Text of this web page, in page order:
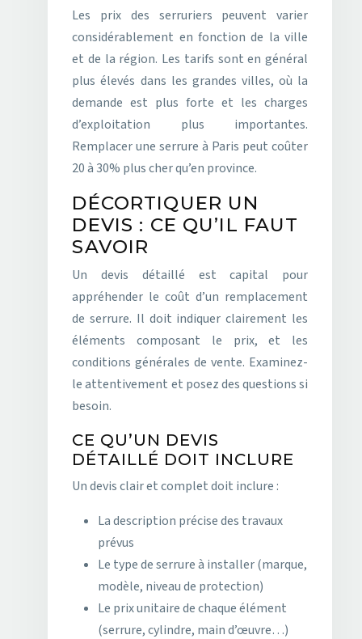
Les prix des serruriers peuvent varier
considérablement en fonction de la ville
et de la région. Les tarifs sont en général
plus élevés dans les grandes villes, où la
demande est plus forte et les charges
d’exploitation plus importantes.
Remplacer une serrure à Paris peut coûter
20 à 30% plus cher qu’en province.
DÉCORTIQUER UN
DEVIS : CE QU’IL FAUT
SAVOIR
Un devis détaillé est capital pour
appréhender le coût d’un remplacement
de serrure. Il doit indiquer clairement les
éléments composant le prix, et les
conditions générales de vente. Examinez-
le attentivement et posez des questions si
besoin.
CE QU’UN DEVIS
DÉTAILLÉ DOIT INCLURE
Un devis clair et complet doit inclure :
La description précise des travaux
prévus
Le type de serrure à installer (marque,
modèle, niveau de protection)
Le prix unitaire de chaque élément
(serrure, cylindre, main d’œuvre…)